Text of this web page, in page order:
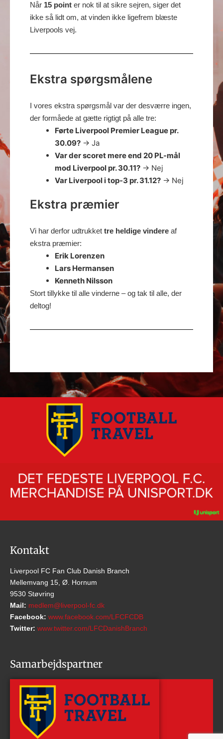
Når 15 point er nok til at sikre sejren, siger det
ikke så lidt om, at vinden ikke ligefrem blæste
Liverpools vej.
Ekstra spørgsmålene
I vores ekstra spørgsmål var der desværre ingen,
der formåede at gætte rigtigt på alle tre:
Førte Liverpool Premier League pr.
30.09? → Ja
Var der scoret mere end 20 PL-mål
mod Liverpool pr. 30.11? → Nej
Var Liverpool i top-3 pr. 31.12? → Nej
Ekstra præmier
Vi har derfor udtrukket tre heldige vindere af
ekstra præmier:
Erik Lorenzen
Lars Hermansen
Kenneth Nilsson
Stort tillykke til alle vinderne – og tak til alle, der
deltog!
Kontakt
Liverpool FC Fan Club Danish Branch
Mellemvang 15, Ø. Hornum
9530 Støvring
Mail: medlem@liverpool-fc.dk
Facebook: www.facebook.com/LFCFCDB
Twitter: www.twitter.com/LFCDanishBranch
Samarbejdspartner